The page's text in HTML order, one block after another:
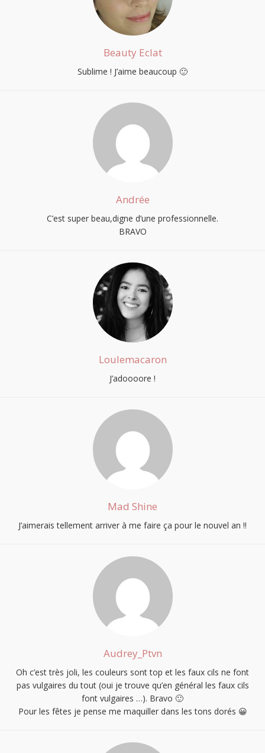
Beauty Eclat
Sublime ! J’aime beaucoup 🙂
Andrée
C’est super beau,digne d’une professionnelle.
BRAVO
Loulemacaron
J’adoooore !
Mad Shine
J’aimerais tellement arriver à me faire ça pour le nouvel an !!
Audrey_Ptvn
Oh c’est très joli, les couleurs sont top et les faux cils ne font
pas vulgaires du tout (oui je trouve qu’en général les faux cils
font vulgaires …). Bravo 🙂
Pour les fêtes je pense me maquiller dans les tons dorés 😀